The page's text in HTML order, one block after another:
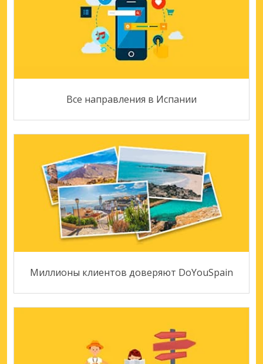
Все направления в Испании
Миллионы клиентов доверяют DoYouSpain